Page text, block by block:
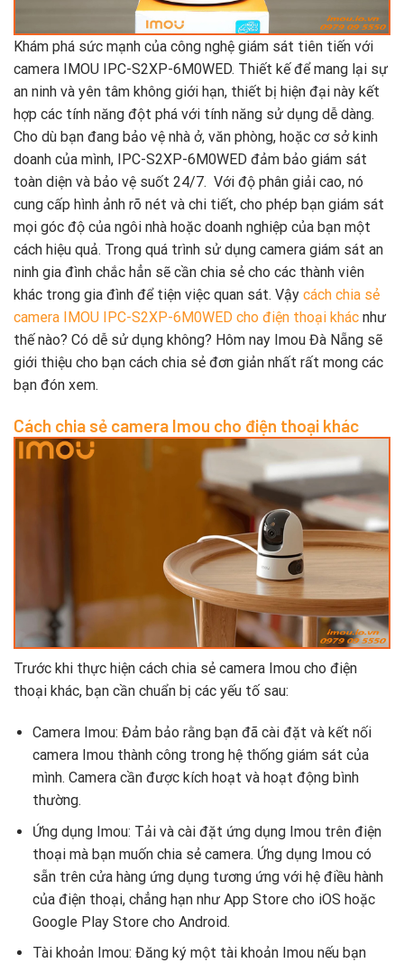
Khám phá sức mạnh của công nghệ giám sát tiên tiến với
camera IMOU IPC-S2XP-6M0WED. Thiết kế để mang lại sự
an ninh và yên tâm không giới hạn, thiết bị hiện đại này kết
hợp các tính năng đột phá với tính năng sử dụng dễ dàng.
Cho dù bạn đang bảo vệ nhà ở, văn phòng, hoặc cơ sở kinh
doanh của mình, IPC-S2XP-6M0WED đảm bảo giám sát
toàn diện và bảo vệ suốt 24/7. Với độ phân giải cao, nó
cung cấp hình ảnh rõ nét và chi tiết, cho phép bạn giám sát
mọi góc độ của ngôi nhà hoặc doanh nghiệp của bạn một
cách hiệu quả. Trong quá trình sử dụng camera giám sát an
ninh gia đình chắc hẳn sẽ cần chia sẻ cho các thành viên
khác trong gia đình để tiện việc quan sát. Vậy cách chia sẻ
camera IMOU IPC-S2XP-6M0WED cho điện thoại khác như
thế nào? Có dễ sử dụng không? Hôm nay Imou Đà Nẵng sẽ
giới thiệu cho bạn cách chia sẻ đơn giản nhất rất mong các
bạn đón xem.
Cách chia sẻ camera Imou cho điện thoại khác
Trước khi thực hiện cách chia sẻ camera Imou cho điện
thoại khác, bạn cần chuẩn bị các yếu tố sau:
Camera Imou: Đảm bảo rằng bạn đã cài đặt và kết nối
camera Imou thành công trong hệ thống giám sát của
mình. Camera cần được kích hoạt và hoạt động bình
thường.
Ứng dụng Imou: Tải và cài đặt ứng dụng Imou trên điện
thoại mà bạn muốn chia sẻ camera. Ứng dụng Imou có
sẵn trên cửa hàng ứng dụng tương ứng với hệ điều hành
của điện thoại, chẳng hạn như App Store cho iOS hoặc
Google Play Store cho Android.
Tài khoản Imou: Đăng ký một tài khoản Imou nếu bạn